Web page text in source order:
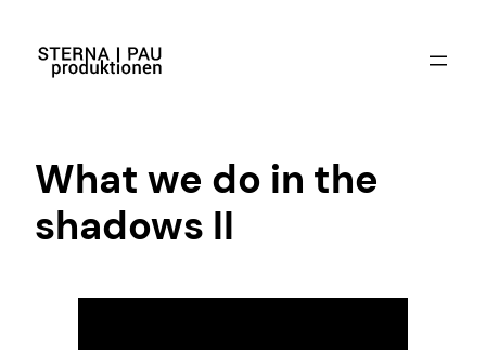
Inhalt
springen
What we do in the
shadows II